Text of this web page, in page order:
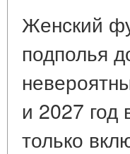
Женский
подполья
и 2027 год
только